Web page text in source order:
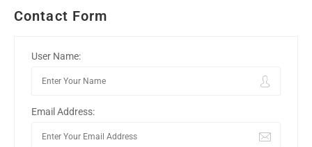
Contact Form
User Name:
Email Address: